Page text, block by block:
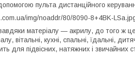
пульта дистанційного
img/noaddr/80/8090-8+4BK-
матеріалу — акрилу, до того ж
вітальні, кухні, спальні, їдальні,
для підвісних, натяжних і звичайних